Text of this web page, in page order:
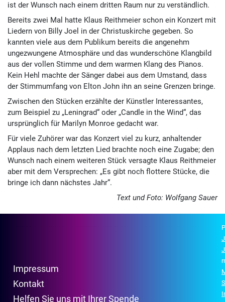
ist der Wunsch nach einem dritten Raum nur zu verständlich.
Bereits zwei Mal hatte Klaus Reithmeier schon ein Konzert mit
Liedern von Billy Joel in der Christuskirche gegeben. So
kannten viele aus dem Publikum bereits die angenehm
ungezwungene Atmosphäre und das wunderschöne Klangbild
aus der vollen Stimme und dem warmen Klang des Pianos.
Kein Hehl machte der Sänger dabei aus dem Umstand, dass
der Stimmumfang von Elton John ihn an seine Grenzen bringe.
Zwischen den Stücken erzählte der Künstler Interessantes,
zum Beispiel zu „Leningrad“ oder „Candle in the Wind“, das
ursprünglich für Marilyn Monroe gedacht war.
Für viele Zuhörer war das Konzert viel zu kurz, anhaltender
Applaus nach dem letzten Lied brachte noch eine Zugabe; den
Wunsch nach einem weiteren Stück versagte Klaus Reithmeier
aber mit dem Versprechen: „Es gibt noch flottere Stücke, die
bringe ich dann nächstes Jahr“.
Text und Foto: Wolfgang Sauer
Impressum
Kontakt
Helfen Sie uns mit Ihrer Spende